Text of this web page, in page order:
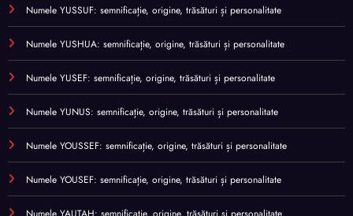
Numele YUSSUF: semnificație, origine, trăsături și personalitate
Numele YUSHUA: semnificație, origine, trăsături și personalitate
Numele YUSEF: semnificație, origine, trăsături și personalitate
Numele YUNUS: semnificație, origine, trăsături și personalitate
Numele YOUSSEF: semnificație, origine, trăsături și personalitate
Numele YOUSEF: semnificație, origine, trăsături și personalitate